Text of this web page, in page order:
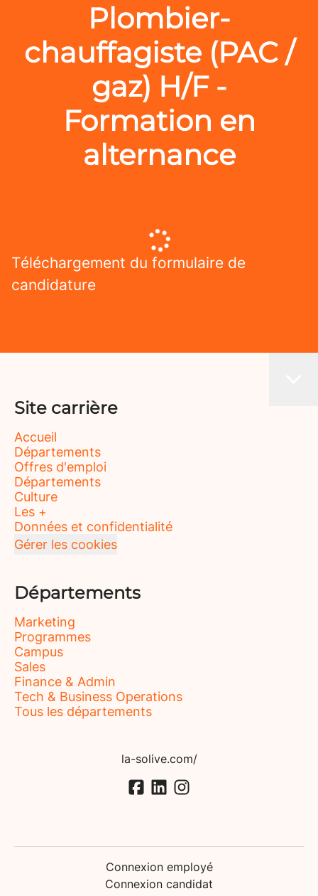
Plombier-
chauffagiste (PAC /
gaz) H/F -
Formation en
alternance
Téléchargement du formulaire de
candidature
Site carrière
Accueil
Départements
Offres d'emploi
Départements
Culture
Les +
Données et confidentialité
Gérer les cookies
Départements
Marketing
Programmes
Campus
Sales
Finance & Admin
Tech & Business Operations
Tous les départements
la-solive.com/
Connexion employé
Connexion candidat